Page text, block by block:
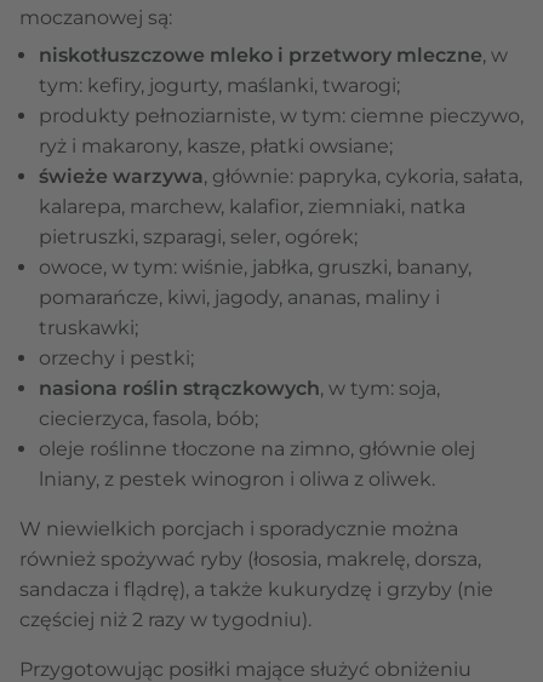
moczanowej są:
niskotłuszczowe mleko i przetwory mleczne, w
tym: kefiry, jogurty, maślanki, twarogi;
produkty pełnoziarniste, w tym: ciemne pieczywo,
ryż i makarony, kasze, płatki owsiane;
świeże warzywa, głównie: papryka, cykoria, sałata,
kalarepa, marchew, kalafior, ziemniaki, natka
pietruszki, szparagi, seler, ogórek;
owoce, w tym: wiśnie, jabłka, gruszki, banany,
pomarańcze, kiwi, jagody, ananas, maliny i
truskawki;
orzechy i pestki;
nasiona roślin strączkowych, w tym: soja,
ciecierzyca, fasola, bób;
oleje roślinne tłoczone na zimno, głównie olej
lniany, z pestek winogron i oliwa z oliwek.
W niewielkich porcjach i sporadycznie można
również spożywać ryby (łososia, makrelę, dorsza,
sandacza i flądrę), a także kukurydzę i grzyby (nie
częściej niż 2 razy w tygodniu).
Przygotowując posiłki mające służyć obniżeniu